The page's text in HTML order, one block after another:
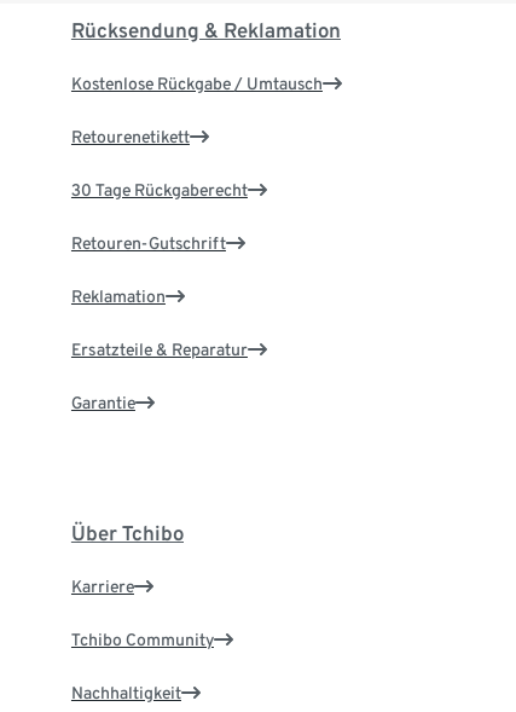
Rücksendung & Reklamation
Kostenlose Rückgabe / Umtausch
Retourenetikett
30 Tage Rückgaberecht
Retouren-Gutschrift
Reklamation
Ersatzteile & Reparatur
Garantie
Über Tchibo
Karriere
Tchibo Community
Nachhaltigkeit